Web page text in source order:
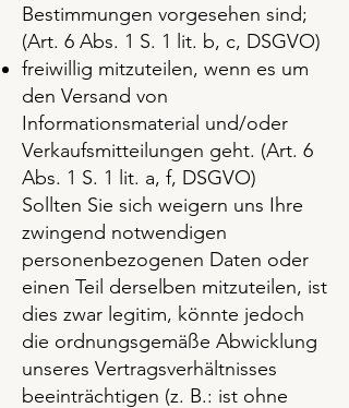
Bestimmungen vorgesehen sind;
(Art. 6 Abs. 1 S. 1 lit. b, c, DSGVO)
freiwillig mitzuteilen, wenn es um
den Versand von
Informationsmaterial und/oder
Verkaufsmitteilungen geht. (Art. 6
Abs. 1 S. 1 lit. a, f, DSGVO)
Sollten Sie sich weigern uns Ihre
zwingend notwendigen
personenbezogenen Daten oder
einen Teil derselben mitzuteilen, ist
dies zwar legitim, könnte jedoch
die ordnungsgemäße Abwicklung
unseres Vertragsverhältnisses
beeinträchtigen (z. B.: ist ohne